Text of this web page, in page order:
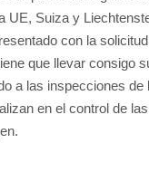
UE, Suiza y
con la
que llevar consigo
a las inspecciones de
en el control de